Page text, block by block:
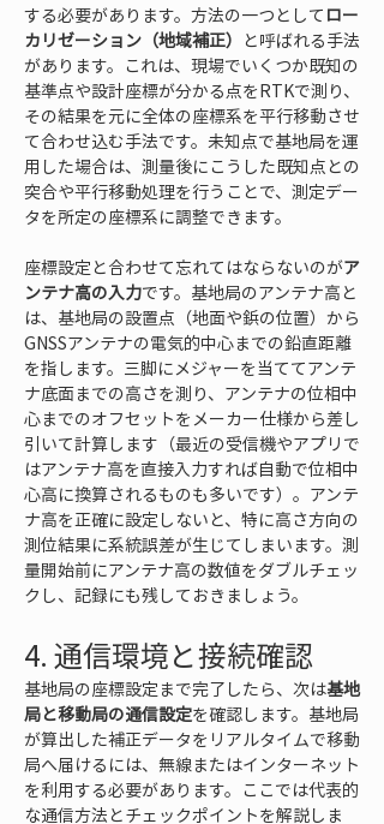
する必要があります。方法の一つとして ロー
カリゼーション（地域補正） と呼ばれる手法
があります。これは、現場でいくつか既知の
基準点や設計座標が分かる点をRTKで測り、
その結果を元に全体の座標系を平行移動させ
て合わせ込む手法です。未知点で基地局を運
用した場合は、測量後にこうした既知点との
突合や平行移動処理を行うことで、測定デー
タを所定の座標系に調整できます。
座標設定と合わせて忘れてはならないのがア
ンテナ高の入力です。基地局のアンテナ高と
は、基地局の設置点（地面や鋲の位置）から
GNSSアンテナの電気的中心までの鉛直距離
を指します。三脚にメジャーを当ててアンテ
ナ底面までの高さを測り、アンテナの位相中
心までのオフセットをメーカー仕様から差し
引いて計算します（最近の受信機やアプリで
はアンテナ高を直接入力すれば自動で位相中
心高に換算されるものも多いです）。アンテ
ナ高を正確に設定しないと、特に高さ方向の
測位結果に系統誤差が生じてしまいます。測
量開始前にアンテナ高の数値をダブルチェッ
クし、記録にも残しておきましょう。
4. 通信環境と接続確認
基地局の座標設定まで完了したら、次は基地
局と移動局の通信設定を確認します。基地局
が算出した補正データをリアルタイムで移動
局へ届けるには、無線またはインターネット
を利用する必要があります。ここでは代表的
な通信方法とチェックポイントを解説しま